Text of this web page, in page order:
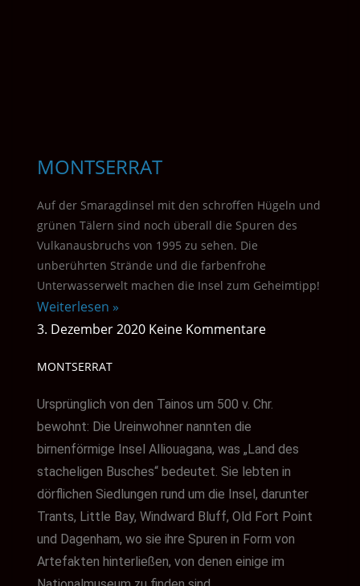
MONTSERRAT
Auf der Smaragdinsel mit den schroffen Hügeln und
grünen Tälern sind noch überall die Spuren des
Vulkanausbruchs von 1995 zu sehen. Die
unberührten Strände und die farbenfrohe
Unterwasserwelt machen die Insel zum Geheimtipp!
Weiterlesen »
3. Dezember 2020 Keine Kommentare
MONTSERRAT
Ursprünglich von den Tainos um 500 v. Chr.
bewohnt: Die Ureinwohner nannten die
birnenförmige Insel Alliouagana, was „Land des
stacheligen Busches“ bedeutet. Sie lebten in
dörflichen Siedlungen rund um die Insel, darunter
Trants, Little Bay, Windward Bluff, Old Fort Point
und Dagenham, wo sie ihre Spuren in Form von
Artefakten hinterließen, von denen einige im